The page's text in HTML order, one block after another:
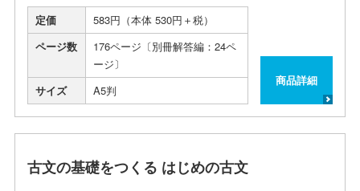
定価
583円（本体 530円＋税）
ページ数
176ページ〔別冊解答編：24ペ
ージ〕
サイズ
A5判
商品詳細
古文の基礎をつくる はじめの古文